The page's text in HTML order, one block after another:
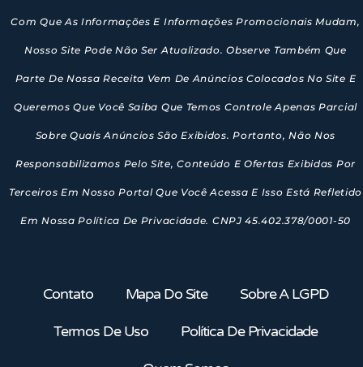
Com Que As Informações E Informações Promocionais Mudam,
Nosso Site Pode Não Ser Atualizado. Observe Também Que
Parte De Nossa Receita Vem De Anúncios Colocados No Site E
Queremos Que Você Saiba Que Temos Controle Apenas Parcial
Sobre Quais Anúncios São Exibidos. Portanto, Não Nos
Responsabilizamos Pelo Site, Conteúdo E Ofertas Exibidas Por
Terceiros Em Nosso Portal Que Você Acessa E Isso Está Refletido
Em Nossa Política De Privacidade. CNPJ 45.402.378/0001-50
Contato Mapa Do Site Sobre A LGPD
Termos De Uso Política De Privacidade